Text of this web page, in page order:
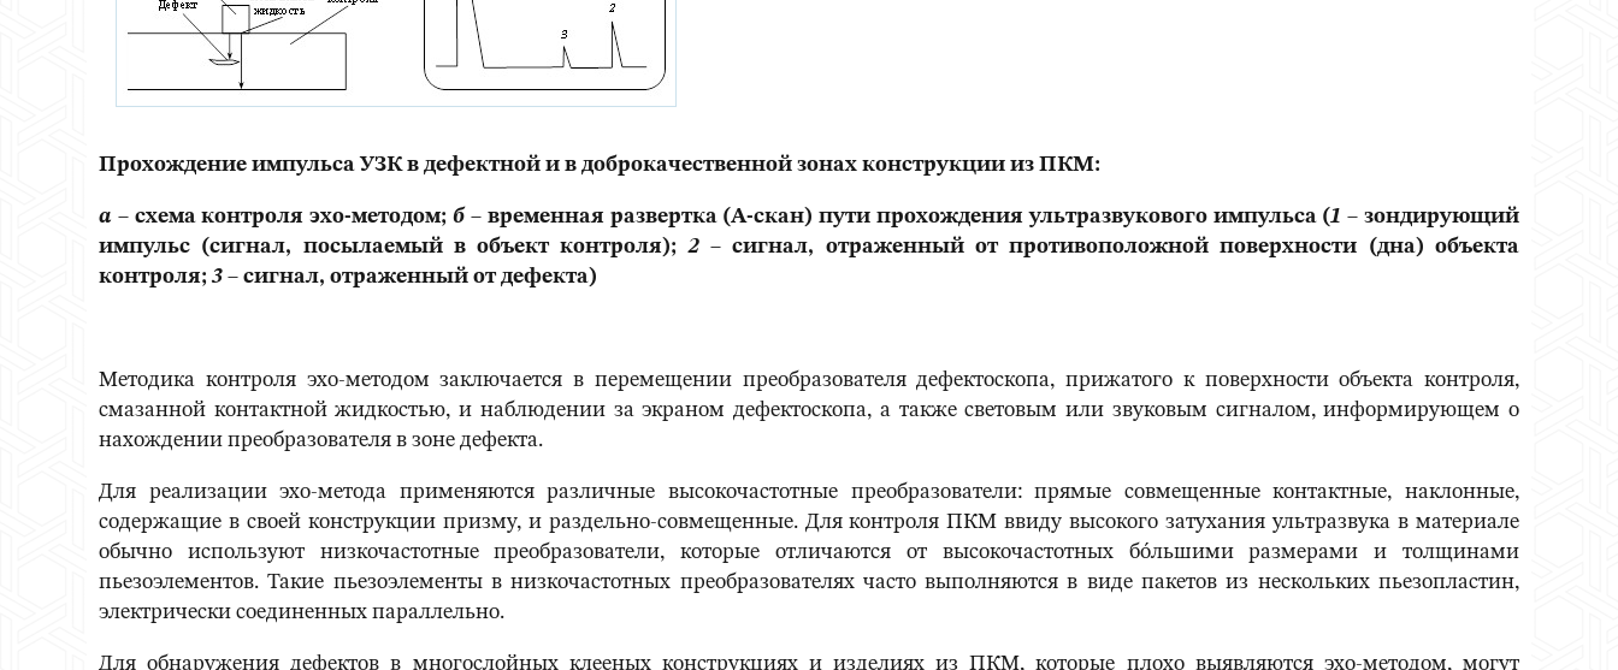
Прохождение импульса УЗК в дефектной и в доброкачественной зонах конструкции из ПКМ:
а – схема контроля эхо-методом;б – временная развертка (А-скан) пути прохождения ультразвукового импульса (1 – зондирующий
импульс (сигнал, посылаемый в объект контроля);2– сигнал, отраженный от противоположной поверхности (дна) объекта
контроля; 3 – сигнал, отраженный от дефекта)
Методика контроля эхо-методом заключается в перемещении преобразователя дефектоскопа, прижатого к поверхности объекта контроля,
смазанной контактной жидкостью, и наблюдении за экраном дефектоскопа, а также световым или звуковым сигналом, информирующем о
нахождении преобразователя в зоне дефекта.
Для реализации эхо-метода применяются различные высокочастотные преобразователи: прямые совмещенные контактные, наклонные,
содержащие в своей конструкции призму, и раздельно-совмещенные. Для контроля ПКМ ввиду высокого затухания ультразвука в материале
обычно используют низкочастотные преобразователи, которые отличаются от высокочастотных бо́льшими размерами и толщинами
пьезоэлементов. Такие пьезоэлементы в низкочастотных преобразователях часто выполняются в виде пакетов из нескольких пьезопластин,
электрически соединенных параллельно.
Для обнаружения дефектов в многослойных клееных конструкциях и изделиях из ПКМ, которые плохо выявляются эхо-методом, могут